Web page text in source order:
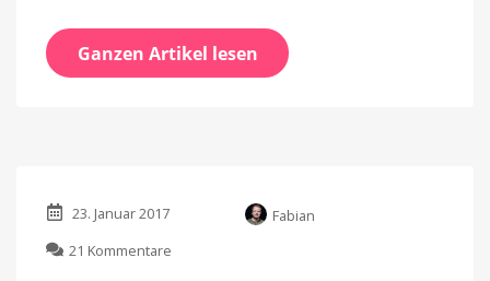
Ganzen Artikel lesen
23. Januar 2017
Fabian
21 Kommentare